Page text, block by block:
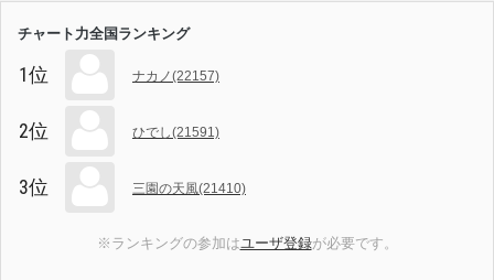
チャート力全国ランキング
1位 ナカノ(22157)
2位 ひでし(21591)
3位 三園の天風(21410)
※ランキングの参加はユーザ登録が必要です。